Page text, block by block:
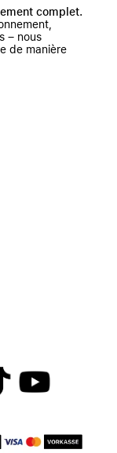
complet.
– nous
de manière